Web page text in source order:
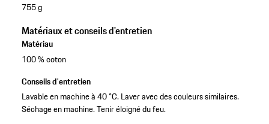
755 g
Matériaux et conseils d'entretien
Matériau
100 % coton
Conseils d'entretien
Lavable en machine à 40 °C. Laver avec des couleurs similaires.
Séchage en machine. Tenir éloigné du feu.